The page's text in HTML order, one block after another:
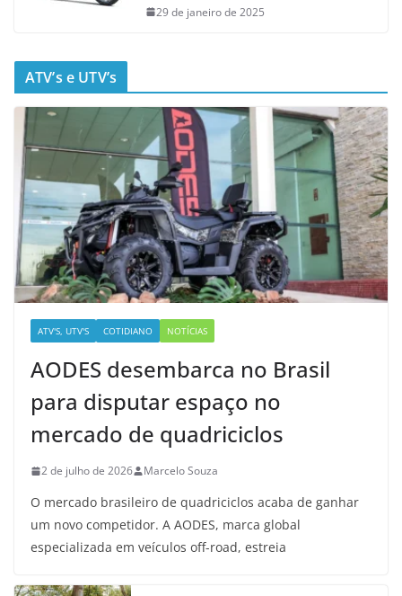
29 de janeiro de 2025
ATV’s e UTV’s
ATV'S, UTV'S COTIDIANO NOTÍCIAS
AODES desembarca no Brasil
para disputar espaço no
mercado de quadriciclos
2 de julho de 2026 Marcelo Souza
O mercado brasileiro de quadriciclos acaba de ganhar
um novo competidor. A AODES, marca global
especializada em veículos off-road, estreia